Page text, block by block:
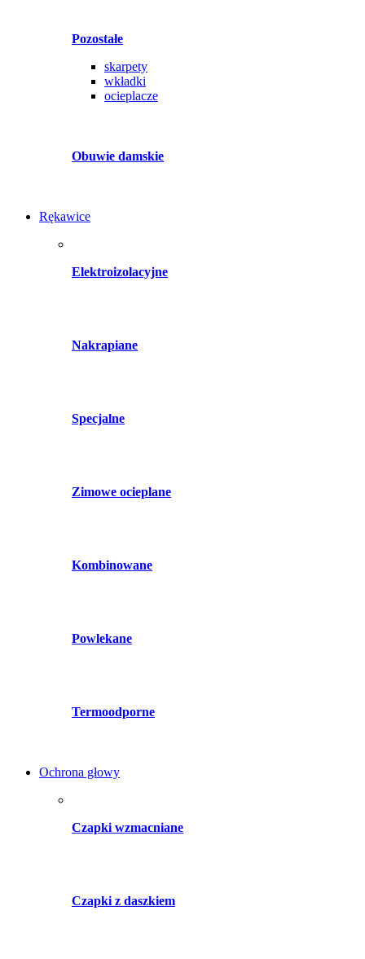
Pozostałe
skarpety
wkładki
ocieplacze
Obuwie damskie
Rękawice
Elektroizolacyjne
Nakrapiane
Specjalne
Zimowe ocieplane
Kombinowane
Powlekane
Termoodporne
Ochrona głowy
Czapki wzmacniane
Czapki z daszkiem